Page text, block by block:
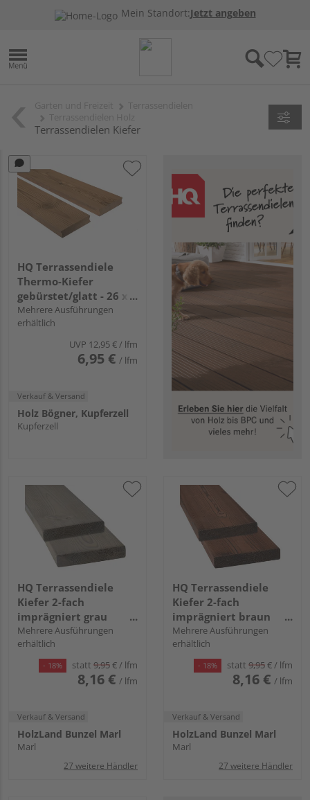
Mein Standort:Jetzt angeben
Terrassendielen Kiefer
HQ Terrassendiele
Thermo-Kiefer
gebürstet/glatt - 26 x
115 mm
Mehrere Ausführungen
erhältlich
UVP 12,95 €/ lfm
6,95 € / lfm
Verkauf & Versand
Holz Bögner, Kupferzell
Kupferzell
HQ Terrassendiele
Kiefer 2-fach
imprägniert grau
beidseitig glatt - 28 x
145 mm
Mehrere Ausführungen
erhältlich
- 18% statt 9,95€/ lfm
8,16 € / lfm
Verkauf & Versand
HolzLand Bunzel Marl
Marl
27 weitere Händler
HQ Terrassendiele
Kiefer 2-fach
imprägniert braun
beidseitig glatt - 28 x
145 mm
Mehrere Ausführungen
erhältlich
- 18% statt 9,95€/ lfm
8,16 € / lfm
Verkauf & Versand
HolzLand Bunzel Marl
Marl
27 weitere Händler